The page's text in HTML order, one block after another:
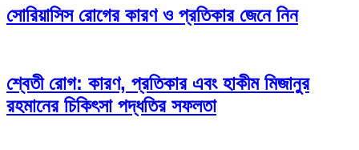
সোরিয়াসিস রোগের কারণ ও প্রতিকার জেনে নিন
শ্বেতী রোগ: কারণ, প্রতিকার এবং হাকীম মিজানুর
রহমানের চিকিৎসা পদ্ধতির সফলতা